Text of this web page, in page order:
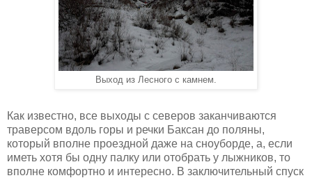
Выход из Лесного с камнем.
Как известно, все выходы с северов заканчиваются
траверсом вдоль горы и речки Баксан до поляны,
который вполне проездной даже на сноуборде, а, если
иметь хотя бы одну палку или отобрать у лыжников, то
вполне комфортно и интересно. В заключительный спуск